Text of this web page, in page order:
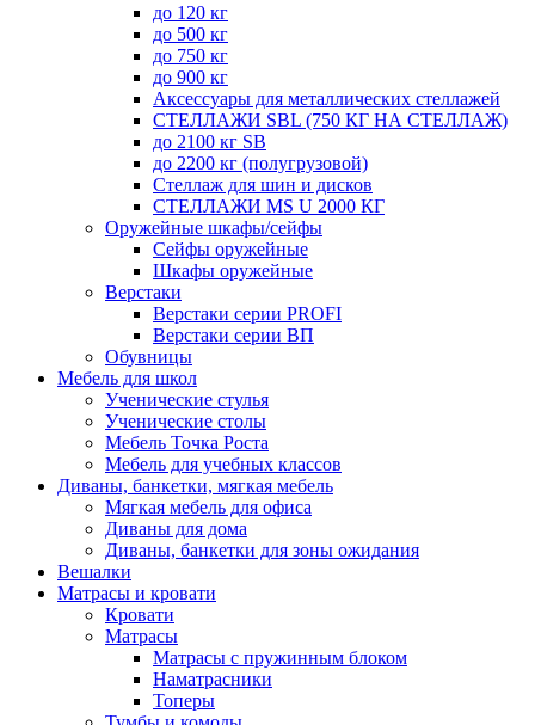
до 120 кг
до 500 кг
до 750 кг
до 900 кг
Аксессуары для металлических стеллажей
СТЕЛЛАЖИ SBL (750 КГ НА СТЕЛЛАЖ)
до 2100 кг SB
до 2200 кг (полугрузовой)
Стеллаж для шин и дисков
СТЕЛЛАЖИ MS U 2000 КГ
Оружейные шкафы/сейфы
Сейфы оружейные
Шкафы оружейные
Верстаки
Верстаки серии PROFI
Верстаки серии ВП
Обувницы
Мебель для школ
Ученические стулья
Ученические столы
Мебель Точка Роста
Мебель для учебных классов
Диваны, банкетки, мягкая мебель
Мягкая мебель для офиса
Диваны для дома
Диваны, банкетки для зоны ожидания
Вешалки
Матрасы и кровати
Кровати
Матрасы
Матрасы с пружинным блоком
Наматрасники
Топеры